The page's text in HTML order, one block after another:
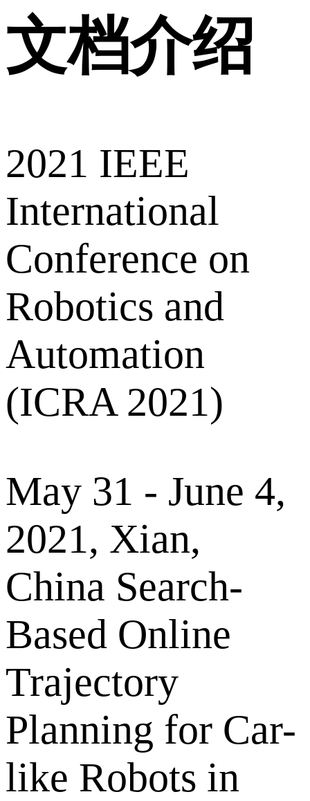
文档介绍
2021 IEEE
International
Conference on
Robotics and
Automation
(ICRA 2021)
May 31 - June 4,
2021, Xian,
China Search-
Based Online
Trajectory
Planning for Car-
like Robots in